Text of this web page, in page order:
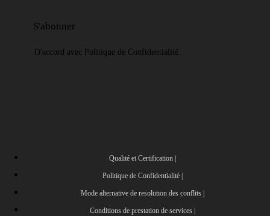
D'accord avec Politique de Confidentialité.
Qualité et Certification |
Politique de Confidentialité |
Mode alternative de resolution des conflits |
Conditions de prestation de services |